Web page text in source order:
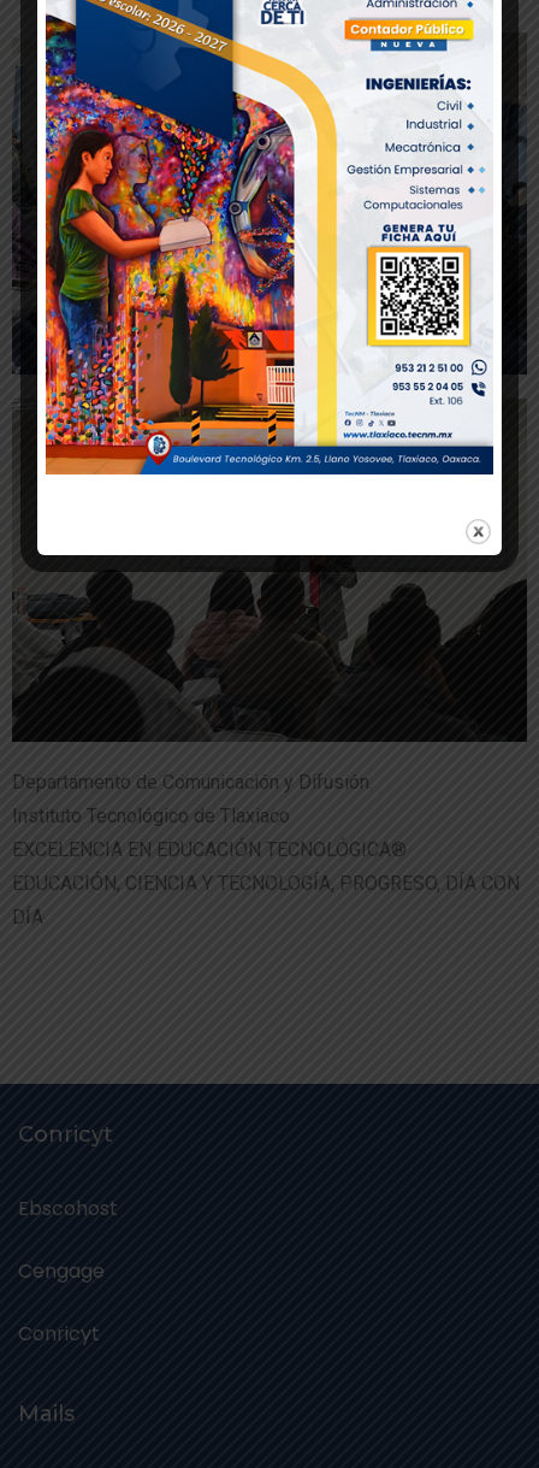
Departamento de Comunicación y Difusión.
Instituto Tecnológico de Tlaxiaco
EXCELENCIA EN EDUCACIÓN TECNOLÓGICA®
EDUCACIÓN, CIENCIA Y TECNOLOGÍA, PROGRESO, DÍA CON
DÍA
Conricyt
Ebscohost
Cengage
Conricyt
Mails